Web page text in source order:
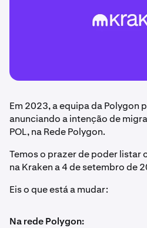
Em 2023, a equipa da Polygon
anunciando a intenção de
POL, na Rede Polygon.
Temos o prazer de poder listar
na Kraken a 4 de setembro de
Eis o que está a mudar:
Na rede Polygon: